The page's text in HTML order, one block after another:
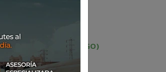
(TODO MEDIO DE PAGO)
normal